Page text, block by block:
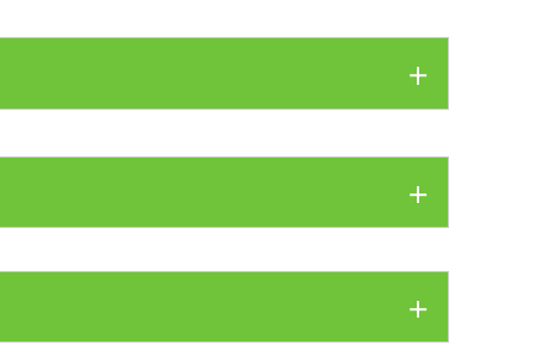
とのご依頼をいただき、
きた飼い主さん達と須崎が
いただきました。
二つではありませんでした。
大きく影響されます。
れた上で運用されたものです。